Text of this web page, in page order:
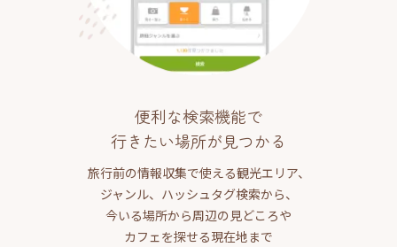
便利な検索機能で
行きたい場所が見つかる
旅行前の情報収集で使える観光エリア、
ジャンル、ハッシュタグ検索から、
今いる場所から周辺の見どころや
カフェを探せる現在地まで